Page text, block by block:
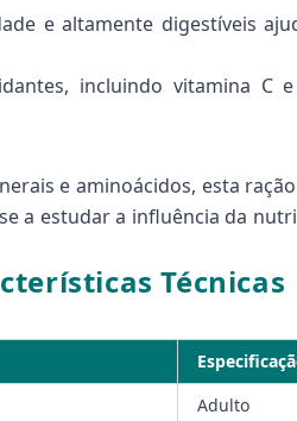
e altamente digestíveis
incluindo vitamina
e aminoácidos, esta
a estudar a influência da
Técnicas
Adulto